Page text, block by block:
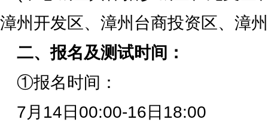
漳州开发区、漳州台商投资区、漳
二、报名及测试时间：
①报名时间：
7月14日00:00-16日18:00